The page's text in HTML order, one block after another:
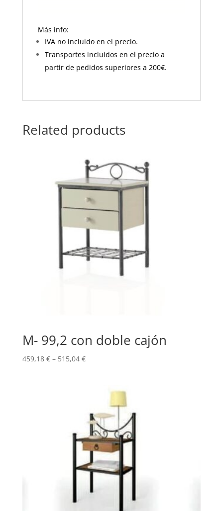
Más info:
IVA no incluido en el precio.
Transportes incluidos en el precio a
partir de pedidos superiores a 200€.
Related products
M- 99,2 con doble cajón
459,18 €– 515,04 €